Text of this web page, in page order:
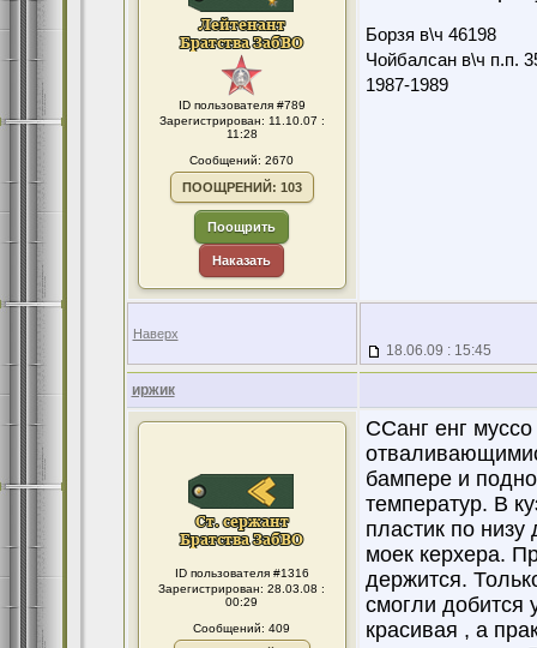
ID пользователя #789
Зарегистрирован: 11.10.07 :
11:28
Сообщений: 2670
ПООЩРЕНИЙ: 103
Поощрить
Наказать
Борзя в\ч 46198
Чойбалсан в\ч п.п.
1987-1989
Наверх
18.06.09 : 15:45
иржик
ID пользователя #1316
Зарегистрирован: 28.03.08 :
00:29
Сообщений: 409
ССанг енг
бампере и
температур. В
пластик по низу
моек керхера.
держится.
смогли добится
красивая , а